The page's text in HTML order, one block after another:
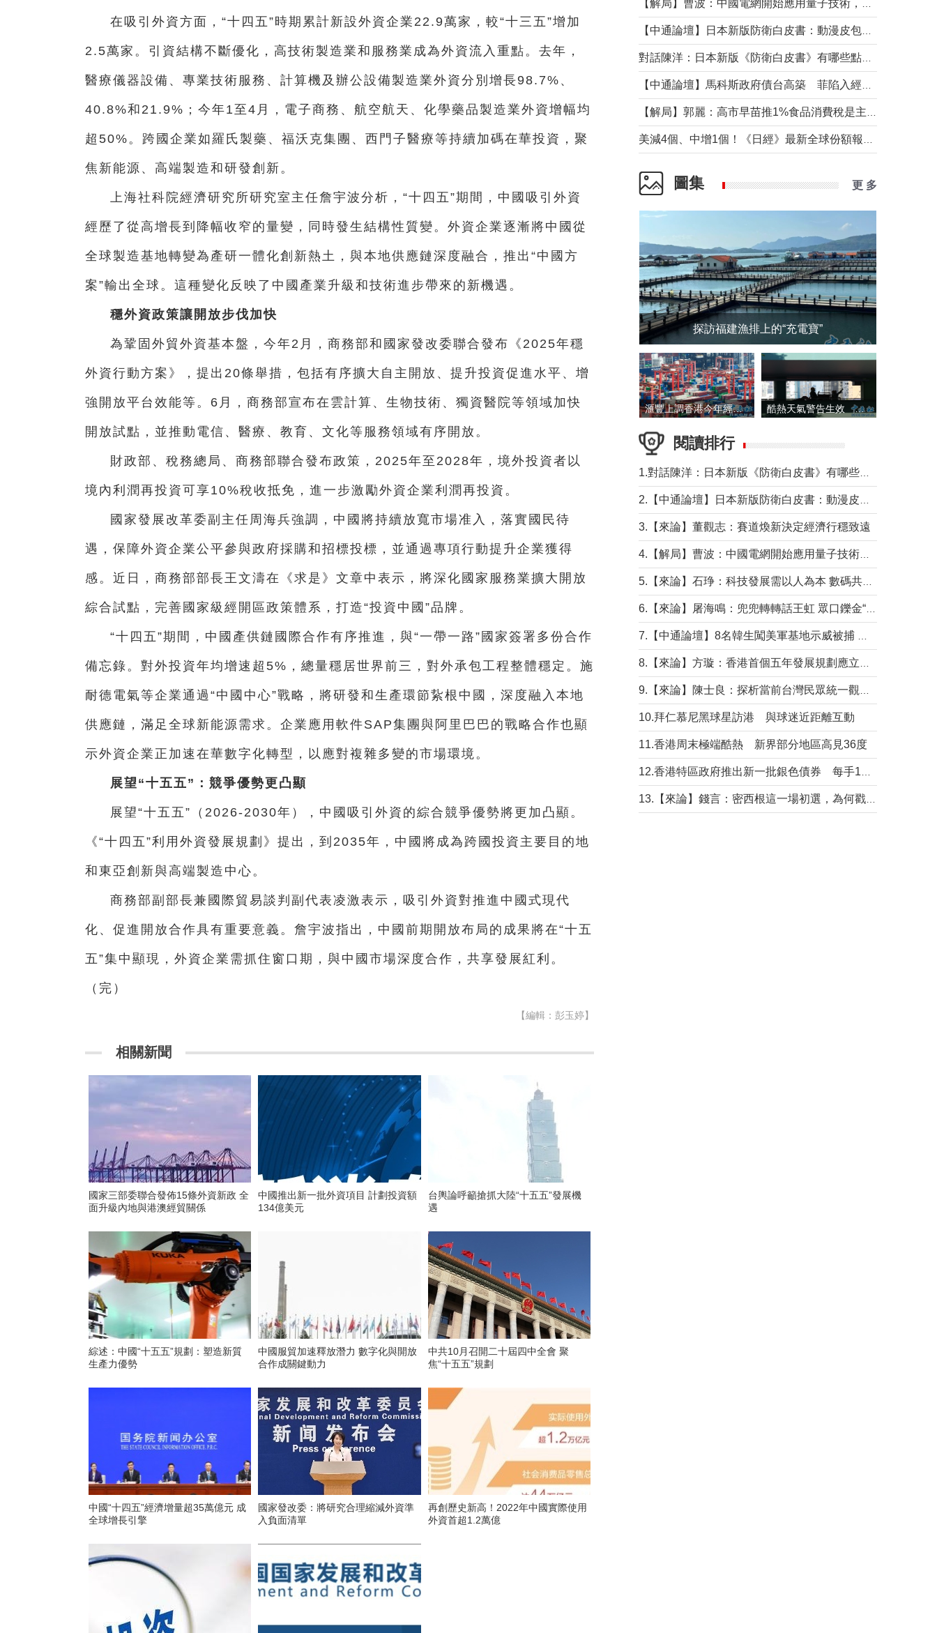
在吸引外資方面，“十四五”時期累計新設外資企業22.9萬家，較“十三五”增加
2.5萬家。引資結構不斷優化，高技術製造業和服務業成為外資流入重點。去年，
醫療儀器設備、專業技術服務、計算機及辦公設備製造業外資分別增長98.7%、
40.8%和21.9%；今年1至4月，電子商務、航空航天、化學藥品製造業外資增幅均
超50%。跨國企業如羅氏製藥、福沃克集團、西門子醫療等持續加碼在華投資，聚
焦新能源、高端製造和研發創新。
上海社科院經濟研究所研究室主任詹宇波分析，“十四五”期間，中國吸引外資
經歷了從高增長到降幅收窄的量變，同時發生結構性質變。外資企業逐漸將中國從
全球製造基地轉變為產研一體化創新熱土，與本地供應鏈深度融合，推出“中國方
案”輸出全球。這種變化反映了中國產業升級和技術進步帶來的新機遇。
穩外資政策讓開放步伐加快
為鞏固外貿外資基本盤，今年2月，商務部和國家發改委聯合發布《2025年穩
外資行動方案》，提出20條舉措，包括有序擴大自主開放、提升投資促進水平、增
強開放平台效能等。6月，商務部宣布在雲計算、生物技術、獨資醫院等領域加快
開放試點，並推動電信、醫療、教育、文化等服務領域有序開放。
財政部、稅務總局、商務部聯合發布政策，2025年至2028年，境外投資者以
境內利潤再投資可享10%稅收抵免，進一步激勵外資企業利潤再投資。
國家發展改革委副主任周海兵強調，中國將持續放寬市場准入，落實國民待
遇，保障外資企業公平參與政府採購和招標投標，並通過專項行動提升企業獲得
感。近日，商務部部長王文濤在《求是》文章中表示，將深化國家服務業擴大開放
綜合試點，完善國家級經開區政策體系，打造“投資中國”品牌。
“十四五”期間，中國產供鏈國際合作有序推進，與“一帶一路”國家簽署多份合作
備忘錄。對外投資年均增速超5%，總量穩居世界前三，對外承包工程整體穩定。施
耐德電氣等企業通過“中國中心”戰略，將研發和生產環節紥根中國，深度融入本地
供應鏈，滿足全球新能源需求。企業應用軟件SAP集團與阿里巴巴的戰略合作也顯
示外資企業正加速在華數字化轉型，以應對複雜多變的市場環境。
展望“十五五”：競爭優勢更凸顯
展望“十五五”（2026-2030年），中國吸引外資的綜合競爭優勢將更加凸顯。
《“十四五”利用外資發展規劃》提出，到2035年，中國將成為跨國投資主要目的地
和東亞創新與高端製造中心。
商務部副部長兼國際貿易談判副代表凌激表示，吸引外資對推進中國式現代
化、促進開放合作具有重要意義。詹宇波指出，中國前期開放布局的成果將在“十五
五”集中顯現，外資企業需抓住窗口期，與中國市場深度合作，共享發展紅利。
（完）
【編輯：彭玉婷】
相關新聞
國家三部委聯合發佈15條外資新政 全
面升級內地與港澳經貿關係
中國推出新一批外資項目 計劃投資額
134億美元
台輿論呼籲搶抓大陸“十五五”發展機
遇
綜述：中國“十五五”規劃：塑造新質
生產力優勢
中國服貿加速釋放潛力 數字化與開放
合作成關鍵動力
中共10月召開二十屆四中全會 聚
焦“十五五”規劃
中國“十四五”經濟增量超35萬億元 成
全球增長引擎
國家發改委：將研究合理縮減外資準
入負面清單
再創歷史新高！2022年中國實際使用
外資首超1.2萬億
圖集 更 多
探訪福建漁排上的“充電寶”
滙豐上調香港今年經濟增長預測至4.5% 酷熱天氣警告生效 本港高溫持續至下周
閱讀排行
3.【來論】董觀志：賽道煥新決定經濟行穩致遠
10.拜仁慕尼黑球星訪港 與球迷近距離互動
11.香港周末極端酷熱 新界部分地區高見36度